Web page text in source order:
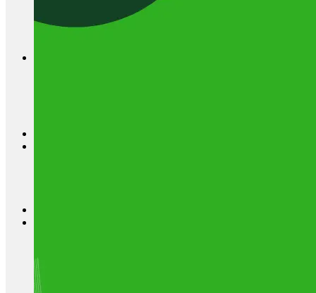
Kaninfoder
Tilbehør til kaniner
Hamster